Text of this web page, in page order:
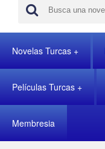
Novelas Turcas
Películas Turcas
Membresia